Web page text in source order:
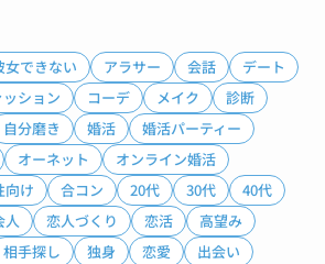
女できない アラサー 会話
デート
ション コーデ メイク
診断
自分磨き 婚活
婚活パーティー
オーネット
オンライン婚活
向け 合コン 20代 30代
40代
人 恋人づくり 恋活
高望み
相手探し 独身 恋愛
出会い